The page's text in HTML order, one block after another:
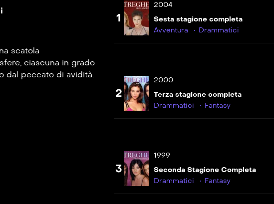
Il segreto
svelato
scatola
ciascuna in grado
dal peccato di avidità.
1
2004
Sesta stagione completa
Avventura
Drammatici
2
2000
Terza stagione completa
Drammatici
Fantasy
3
1999
Seconda Stagione Completa
Drammatici
Fantasy